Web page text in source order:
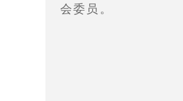
会委员。